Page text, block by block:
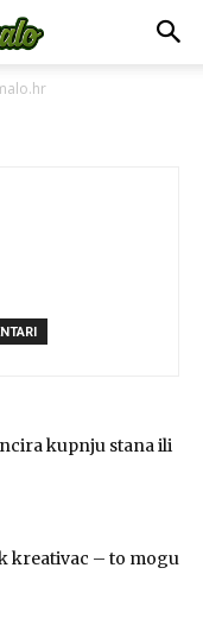
kupnju stana ili
kreativac – to mogu